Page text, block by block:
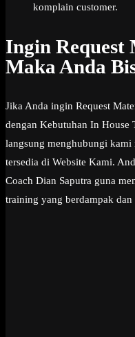
komplain customer.
Ingin
Maka Anda
Jika Anda ingin Request
dengan Kebutuhan In House
langsung menghubungi
tersedia di Website Kami.
Coach Dian Saputra guna
training yang berdampak dan